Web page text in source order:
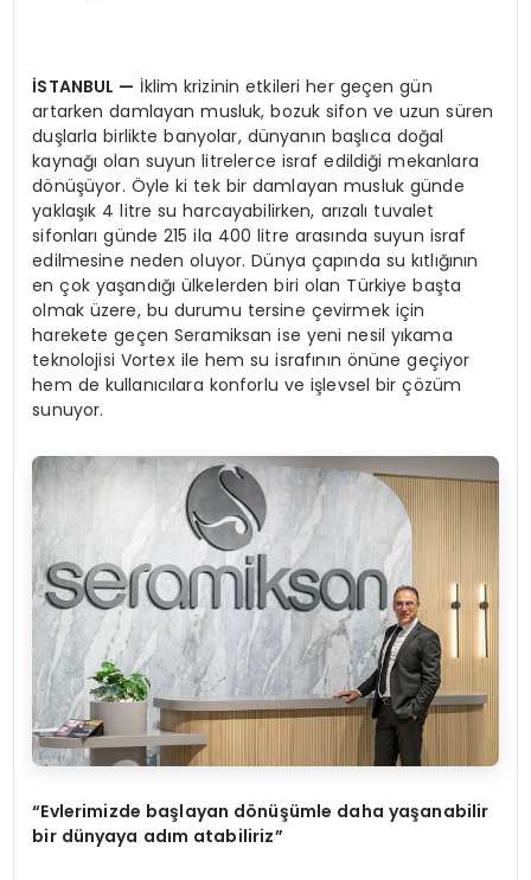
İSTANBUL — İklim krizinin etkileri her geçen gün
artarken damlayan musluk, bozuk sifon ve uzun süren
duşlarla birlikte banyolar, dünyanın başlıca doğal
kaynağı olan suyun litrelerce israf edildiği mekanlara
dönüşüyor. Öyle ki tek bir damlayan musluk günde
yaklaşık 4 litre su harcayabilirken, arızalı tuvalet
sifonları günde 215 ila 400 litre arasında suyun israf
edilmesine neden oluyor. Dünya çapında su kıtlığının
en çok yaşandığı ülkelerden biri olan Türkiye başta
olmak üzere, bu durumu tersine çevirmek için
harekete geçen Seramiksan ise yeni nesil yıkama
teknolojisi Vortex ile hem su israfının önüne geçiyor
hem de kullanıcılara konforlu ve işlevsel bir çözüm
sunuyor.
“Evlerimizde başlayan dönüşümle daha yaşanabilir
bir dünyaya adım atabiliriz”